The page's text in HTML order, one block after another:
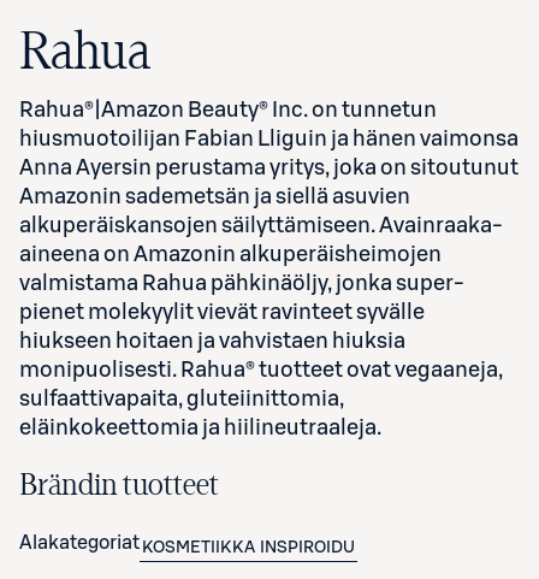
Rahua
Rahua®|Amazon Beauty® Inc. on tunnetun
hiusmuotoilijan Fabian Lliguin ja hänen vaimonsa
Anna Ayersin perustama yritys, joka on sitoutunut
Amazonin sademetsän ja siellä asuvien
alkuperäiskansojen säilyttämiseen. Avainraaka-
aineena on Amazonin alkuperäisheimojen
valmistama Rahua pähkinäöljy, jonka super-
pienet molekyylit vievät ravinteet syvälle
hiukseen hoitaen ja vahvistaen hiuksia
monipuolisesti. Rahua® tuotteet ovat vegaaneja,
sulfaattivapaita, gluteiinittomia,
eläinkokeettomia ja hiilineutraaleja.
Brändin tuotteet
Alakategoriat KOSMETIIKKA INSPIROIDU